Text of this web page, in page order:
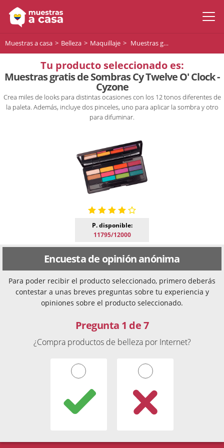
Muestras a casa Belleza Maquillaje Muestras gratis de Sombras Cy Twelve O' Clock - Cyzone
Tu producto seleccionado es:
Muestras gratis de Sombras Cy Twelve O' Clock -
Cyzone
Crea miles de looks para distintas ocasiones con los 12 tonos diferentes de
la paleta. Además, incluye dos pinceles, uno para aplicar la sombra y otro
para difuminar.
P. disponible:
11795/12000
Encuesta de opinión anónima
Para poder recibir el producto seleccionado, primero deberás
contestar a unas breves preguntas sobre tu experiencia y
opiniones sobre el producto seleccionado.
Pregunta 1 de 7
¿Compra productos de belleza por Internet?